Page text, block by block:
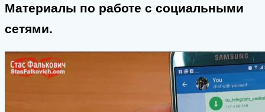
Материалы по работе с социальными
сетями.